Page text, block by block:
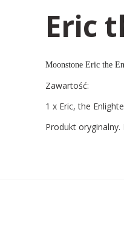
Eric
Moonstone Eric the
Zawartość:
1 x Eric, the
Produkt